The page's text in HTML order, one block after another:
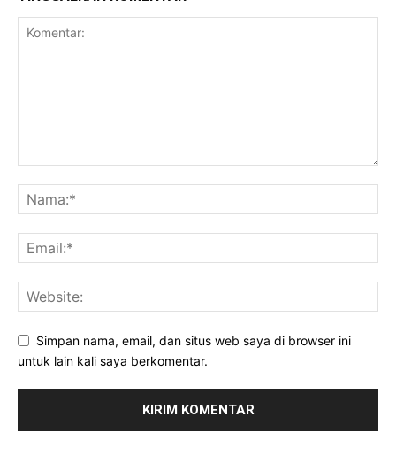
Simpan nama, email, dan situs web saya di browser ini
untuk lain kali saya berkomentar.